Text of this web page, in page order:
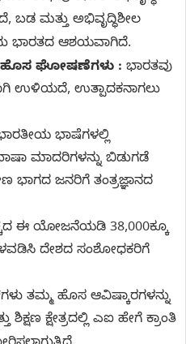
ಬಡ ಮತ್ತು ಅಭಿವೃದ್ಧಿಶೀಲ
ಭಾರತದ ಆಶಯವಾಗಿದೆ.
ಘೋಷಣೆಗಳು : ಭಾರತವು
ಉಳಿಯದೆ, ಉತ್ಪಾದಕನಾಗಲು
ಭಾರತೀಯ ಭಾಷೆಗಳಲ್ಲಿ
ಮಾದರಿಗಳನ್ನು ಬಿಡುಗಡೆ
ಭಾಗದ ಜನರಿಗೆ ತಂತ್ರಜ್ಞಾನದ
ಈ ಯೋಜನೆಯಡಿ 38,000ಕ್ಕೂ
ದೇಶದ ಸಂಶೋಧಕರಿಗೆ
ತಮ್ಮ ಹೊಸ ಆವಿಷ್ಕಾರಗಳನ್ನು
ಕ್ಷೇತ್ರದಲ್ಲಿ ಎಐ ಹೇಗೆ ಕ್ರಾಂತಿ